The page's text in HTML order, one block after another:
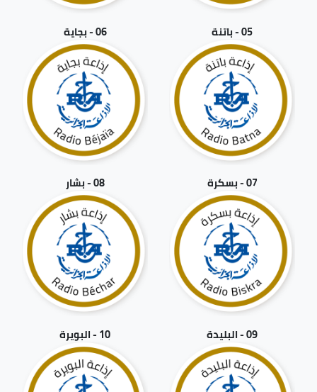
05 - باتنة 06 - بجاية
07 - بسكرة 08 - بشار
09 - البليدة 10 - البويرة